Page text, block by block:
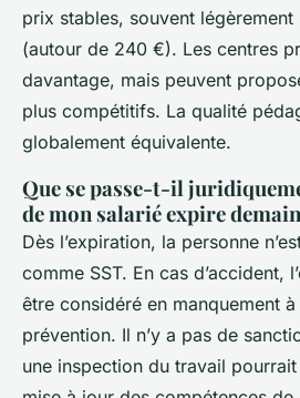
prix stables, souvent légèrement
(autour de 240 €). Les centres
davantage, mais peuvent
plus compétitifs. La qualité
globalement équivalente.
Que se passe-t-il
de mon salarié expire
Dès l’expiration, la personne
comme SST. En cas d’accident,
être considéré en manquement
prévention. Il n’y a pas de
une inspection du travail